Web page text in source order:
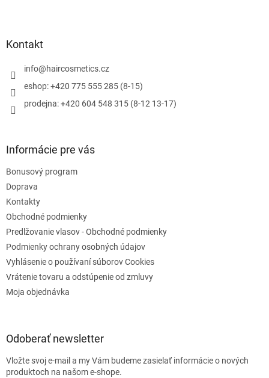
Kontakt
info@haircosmetics.cz
eshop: +420 775 555 285 (8-15)
prodejna: +420 604 548 315 (8-12 13-17)
Informácie pre vás
Bonusový program
Doprava
Kontakty
Obchodné podmienky
Predlžovanie vlasov - Obchodné podmienky
Podmienky ochrany osobných údajov
Vyhlásenie o používaní súborov Cookies
Vrátenie tovaru a odstúpenie od zmluvy
Moja objednávka
Odoberať newsletter
Vložte svoj e-mail a my Vám budeme zasielať informácie o nových
produktoch na našom e-shope.